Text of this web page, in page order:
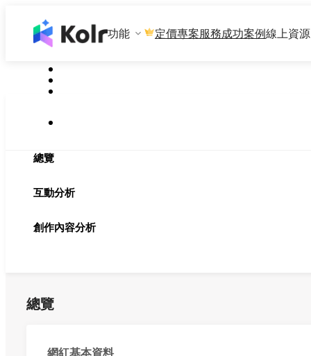
功能 定價專案服務成功案例線上資源
總覽
互動分析
創作內容分析
總覽
網紅基本資料